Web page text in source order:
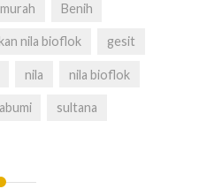
Benih
nila bioflok gesit
nila nila bioflok
sultana